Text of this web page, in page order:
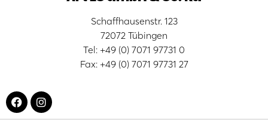
Schaffhausenstr. 123
72072 Tübingen
Tel: +49 (0) 7071 97731 0
Fax: +49 (0) 7071 97731 27